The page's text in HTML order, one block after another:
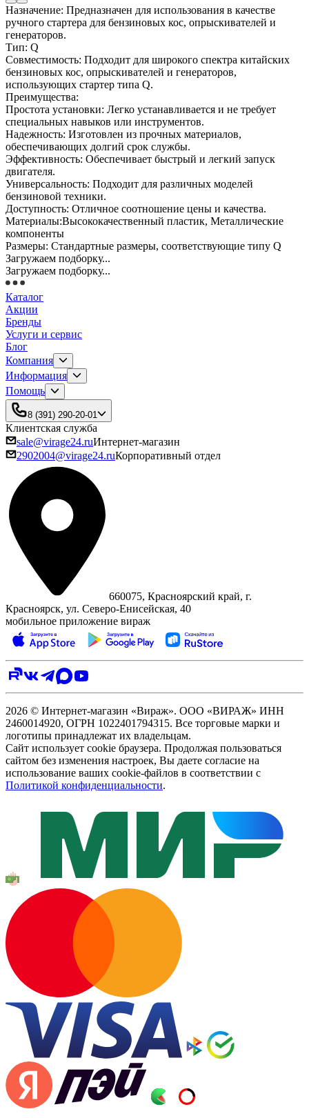
Назначение: Предназначен для использования в качестве
ручного стартера для бензиновых кос, опрыскивателей и
генераторов.
Тип: Q
Совместимость: Подходит для широкого спектра китайских
бензиновых кос, опрыскивателей и генераторов,
использующих стартер типа Q.
Преимущества:
Простота установки: Легко устанавливается и не требует
специальных навыков или инструментов.
Надежность: Изготовлен из прочных материалов,
обеспечивающих долгий срок службы.
Эффективность: Обеспечивает быстрый и легкий запуск
двигателя.
Универсальность: Подходит для различных моделей
бензиновой техники.
Доступность: Отличное соотношение цены и качества.
Материалы:Высококачественный пластик, Металлические
компоненты
Размеры: Стандартные размеры, соответствующие типу Q
Загружаем подборку...
Загружаем подборку...
Каталог
Акции
Бренды
Услуги и сервис
Блог
Компания
Информация
Помощь
8 (391) 290-20-01
Клиентская служба
sale@virage24.ruИнтернет-магазин
2902004@virage24.ruКорпоративный отдел
660075, Красноярский край, г.
Красноярск, ул. Северо‑Енисейская, 40
мобильное приложение вираж
2026 © Интернет-магазин «Вираж». ООО «ВИРАЖ» ИНН
2460014920, ОГРН 1022401794315. Все торговые марки и
логотипы принадлежат их владельцам.
Сайт использует cookie браузера. Продолжая пользоваться
сайтом без изменения настроек, Вы даете согласие на
использование ваших cookie-файлов в соответствии с
Политикой конфиденциальности.